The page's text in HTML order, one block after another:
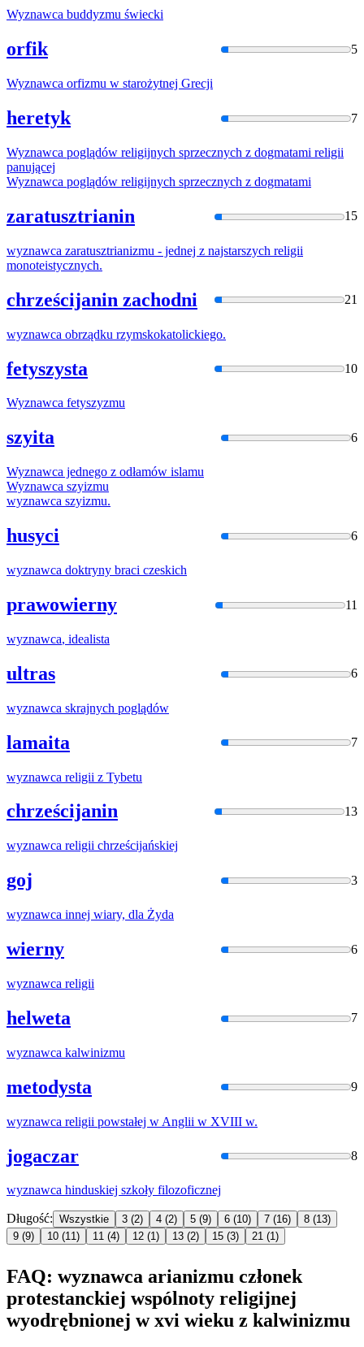
Wyznawca buddyzmu świecki
orfik 5
Wyznawca orfizmu w starożytnej Grecji
heretyk 7
Wyznawca poglądów religijnych sprzecznych z dogmatami religii
panującej
Wyznawca poglądów religijnych sprzecznych z dogmatami
zaratusztrianin 15
wyznawca zaratusztrianizmu - jednej z najstarszych religii
monoteistycznych.
chrześcijanin zachodni 21
wyznawca obrządku rzymskokatolickiego.
fetyszysta 10
Wyznawca fetyszyzmu
szyita 6
Wyznawca jednego z odłamów islamu
Wyznawca szyizmu
wyznawca szyizmu.
husyci 6
wyznawca doktryny braci czeskich
prawowierny 11
wyznawca, idealista
ultras 6
wyznawca skrajnych poglądów
lamaita 7
wyznawca religii z Tybetu
chrześcijanin 13
wyznawca religii chrześcijańskiej
goj 3
wyznawca innej wiary, dla Żyda
wierny 6
wyznawca religii
helweta 7
wyznawca kalwinizmu
metodysta 9
wyznawca religii powstałej w Anglii w XVIII w.
jogaczar 8
wyznawca hinduskiej szkoły filozoficznej
Długość: Wszystkie 3 (2) 4 (2) 5 (9) 6 (10) 7 (16) 8 (13)
9 (9) 10 (11) 11 (4) 12 (1) 13 (2) 15 (3) 21 (1)
FAQ: wyznawca arianizmu członek
protestanckiej wspólnoty religijnej
wyodrębnionej w xvi wieku z kalwinizmu